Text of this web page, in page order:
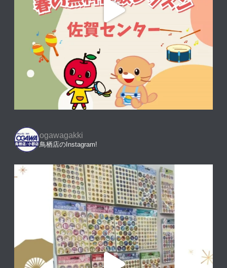
ogawagakki
鳥栖店のInstagram!